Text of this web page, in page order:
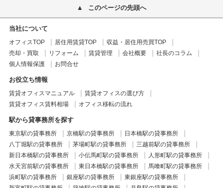
このページの先頭へ
当社について
オフィスTOP 居住用賃貸TOP
収益・居住用売買TOP
売却・買取
リフォーム 賃貸管理 会社概要
社長のコラム
個人情報保護
お問合せ
お役立ち情報
賃貸オフィスマニュアル
賃貸オフィスの選び方
賃貸オフィス賃料相場
オフィス移転の流れ
駅から貸事務所を探す
東京駅の貸事務所 京橋駅の貸事務所
日本橋駅の貸事務所
八丁堀駅の貸事務所
茅場町駅の貸事務所
三越前駅の貸事務所
新日本橋駅の貸事務所
小伝馬町駅の貸事務所
人形町駅の貸事務所
水天宮前駅の貸事務所
東日本橋駅の貸事務所
馬喰町駅の貸事務所
浜町駅の貸事務所
銀座駅の貸事務所
東銀座駅の貸事務所